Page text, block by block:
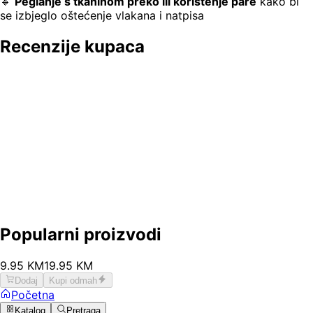
se izbjeglo oštećenje vlakana i natpisa
Recenzije kupaca
Popularni proizvodi
9.95 KM19.95 KM
Dodaj Kupi odmah
Početna
Katalog Pretraga